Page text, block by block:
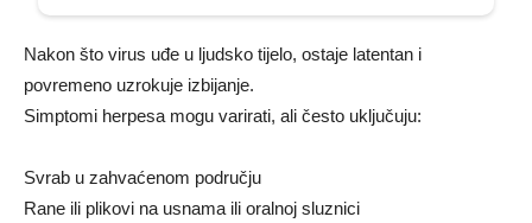
Nakon što virus uđe u ljudsko tijelo, ostaje latentan i
povremeno uzrokuje izbijanje.
Simptomi herpesa mogu varirati, ali često uključuju:
Svrab u zahvaćenom području
Rane ili plikovi na usnama ili oralnoj sluznici